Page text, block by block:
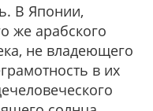
В Японии,
же арабского
не владеющего
в их